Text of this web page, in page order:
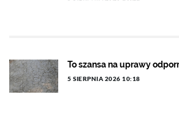
To szansa na uprawy
5 SIERPNIA 2026 10:18